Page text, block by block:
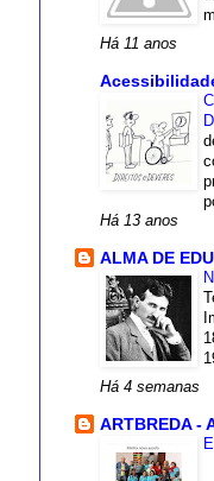
Há 11 anos
Há 13 anos
ALMA DE
Há 4 semanas
ARTBREDA -